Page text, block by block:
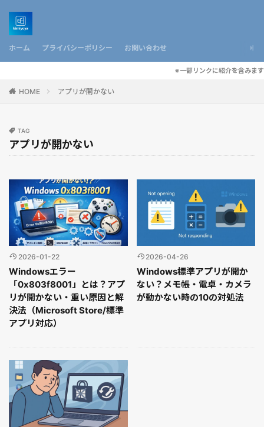
ホーム プライバシーポリシー お問い合わせ
※一部リンクに紹介を含みます
HOME アプリが開かない
TAG
アプリが開かない
2026-01-22
Windowsエラー
「0x803f8001」とは？アプ
リが開かない・重い原因と解
決法（Microsoft Store/標準
アプリ対応）
2026-04-26
Windows標準アプリが開か
ない？メモ帳・電卓・カメラ
が動かない時の10の対処法